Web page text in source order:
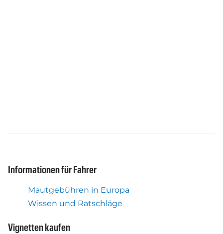
Informationen für Fahrer
Mautgebühren in Europa
Wissen und Ratschläge
Vignetten kaufen